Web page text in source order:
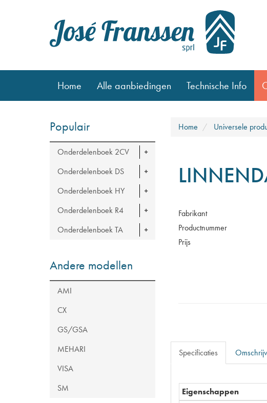
Home Alle aanbiedingen Technische Info
Populair
Onderdelenboek 2CV
Onderdelenboek DS
Onderdelenboek HY
Onderdelenboek R4
Onderdelenboek TA
Andere modellen
AMI
CX
GS/GSA
MEHARI
VISA
SM
Home Universele
Fabrikant
Productnummer
Prijs
Specificaties
Eigenschappen